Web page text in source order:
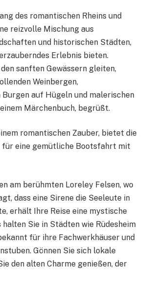
des romantischen Rheins und
reizvolle Mischung aus
und historischen Städten,
Erlebnis bieten.
sanften Gewässern gleiten,
Weinbergen,
auf Hügeln und malerischen
Märchenbuch, begrüßt.
romantischen Zauber, bietet die
eine gemütliche Bootsfahrt mit
am berühmten Loreley Felsen, wo
dass eine Sirene die Seeleute in
erhält Ihre Reise eine mystische
Sie in Städten wie Rüdesheim
für ihre Fachwerkhäuser und
Gönnen Sie sich lokale
den alten Charme genießen, der